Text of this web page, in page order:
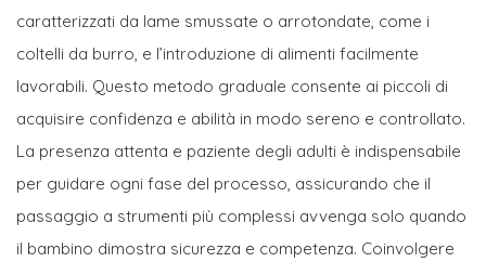
caratterizzati da lame smussate o arrotondate, come i
coltelli da burro, e l’introduzione di alimenti facilmente
lavorabili. Questo metodo graduale consente ai piccoli di
acquisire confidenza e abilità in modo sereno e controllato.
La presenza attenta e paziente degli adulti è indispensabile
per guidare ogni fase del processo, assicurando che il
passaggio a strumenti più complessi avvenga solo quando
il bambino dimostra sicurezza e competenza. Coinvolgere